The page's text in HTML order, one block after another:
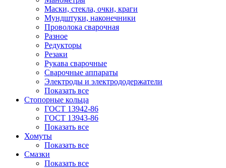
Маски, стекла, очки, краги
Мундштуки, наконечники
Проволока сварочная
Разное
Редукторы
Резаки
Рукава сварочные
Сварочные аппараты
Электроды и электрододержатели
Показать все
Стопорные кольца
ГОСТ 13942-86
ГОСТ 13943-86
Показать все
Хомуты
Показать все
Смазки
Показать все